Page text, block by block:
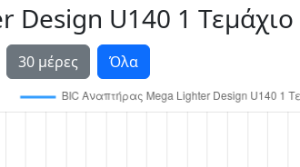
Design U140 1 Τεμάχιο
30 μέρες Όλα